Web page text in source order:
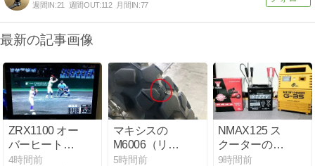
週間IN:21 週間OUT:112 月間IN:77
最新の記事画像
ZRX1100 オー
バーヒート修
理依頼その18
4時間前
マキシスの
M6006（リ
ア）を履いて
5時間前
NMAX125 ス
クーターのバ
ッテリー交換
9時間前